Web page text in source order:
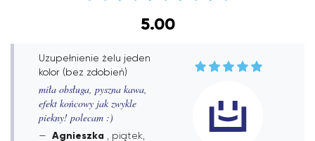
5.00
Uzupełnienie żelu jeden
kolor (bez zdobień)
miła obsługa, pyszna kawa,
efekt końcowy jak zwykle
piekny! polecam :)
Agnieszka
, piątek,